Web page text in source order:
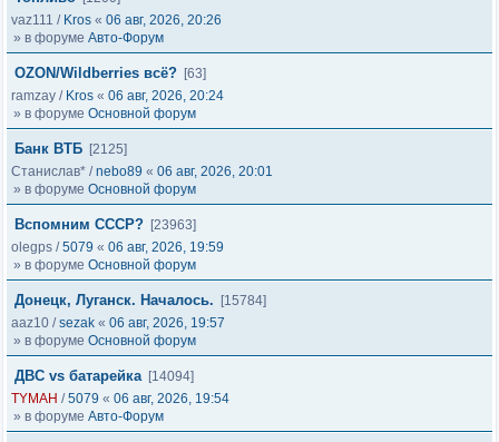
vaz111 / Kros « 06 авг, 2026, 20:26
» в форуме Авто-Форум
OZON/Wildberries всё? [63]
ramzay / Kros « 06 авг, 2026, 20:24
» в форуме Основной форум
Банк ВТБ [2125]
Станислав* /nebo89 « 06 авг, 2026, 20:01
» в форуме Основной форум
Вспомним СССР? [23963]
olegps /5079 « 06 авг, 2026, 19:59
» в форуме Основной форум
Донецк, Луганск. Началось.
[15784]
aaz10 /sezak « 06 авг, 2026, 19:57
» в форуме Основной форум
ДВС vs батарейка [14094]
TYMAH /5079 « 06 авг, 2026, 19:54
» в форуме Авто-Форум